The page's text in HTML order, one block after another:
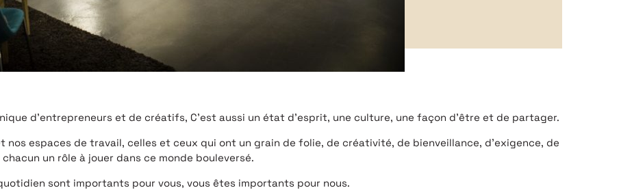
d’entrepreneurs et de créatifs, C’est aussi un état d’esprit, une culture, une façon d’être et de partager.
nos espaces de travail, celles et ceux qui ont un grain de folie, de créativité, de bienveillance, d’exigence, de
un rôle à jouer dans ce monde bouleversé.
sont importants pour vous, vous êtes importants pour nous.